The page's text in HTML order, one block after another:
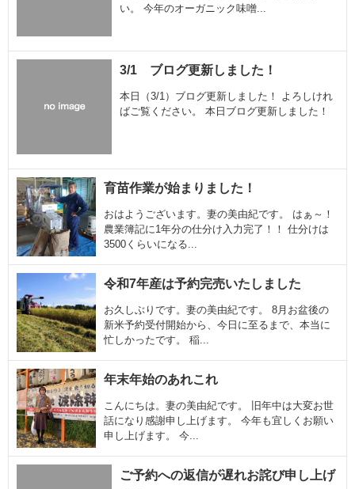
い。 今年のオーガニック味噌...
3/1 ブログ更新しました！
本日（3/1）ブログ更新しました！ よろしけれ
ばご覧ください。 本日ブログ更新しました！
育苗作業が始まりました！
おはようございます。妻の美由紀です。 はぁ～！
農業簿記に1年分の仕分け入力完了！！ 仕分けは
3500くらいになる...
令和7年産は予約完売いたしました
お久しぶりです。妻の美由紀です。 8月お盆後の
新米予約受付開始から、今日に至るまで、本当に
忙しかったです。 稲...
年末年始のあれこれ
こんにちは。妻の美由紀です。 旧年中は大変お世
話になり感謝申し上げます。 今年も宜しくお願い
申し上げます。 今...
ご予約への返信が遅れお詫び申し上げ